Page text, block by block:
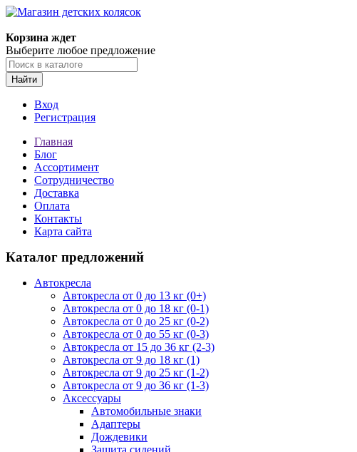
Корзина ждет
Выберите любое предложение
Найти
Вход
Регистрация
Главная
Блог
Ассортимент
Сотрудничество
Доставка
Оплата
Контакты
Карта сайта
Каталог предложений
Автокресла
Автокресла от 0 до 13 кг (0+)
Автокресла от 0 до 18 кг (0-1)
Автокресла от 0 до 25 кг (0-2)
Автокресла от 0 до 55 кг (0-3)
Автокресла от 15 до 36 кг (2-3)
Автокресла от 9 до 18 кг (1)
Автокресла от 9 до 25 кг (1-2)
Автокресла от 9 до 36 кг (1-3)
Аксессуары
Автомобильные знаки
Адаптеры
Дождевики
Защита сидений